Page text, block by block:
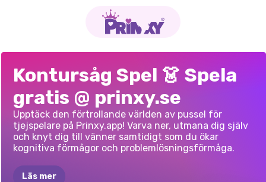
PUSSELJÄGARE
OCH
DRAKAR
PUSSEL
PUSSEL
PORTRÄTT
Kontursåg Spel 👗 Spela
gratis @ prinxy.se
Upptäck den förtrollande världen av pussel för
tjejspelare på Prinxy.app! Varva ner, utmana dig själv
och knyt dig till vänner samtidigt som du ökar
kognitiva förmågor och problemlösningsförmåga.
Läs mer